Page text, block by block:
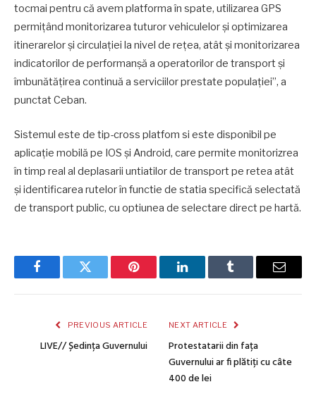
tocmai pentru că avem platforma în spate, utilizarea GPS
permițând monitorizarea tuturor vehiculelor și optimizarea
itinerarelor și circulației la nivel de rețea, atât și monitorizarea
indicatorilor de performanșă a operatorilor de transport și
îmbunătățirea continuă a serviciilor prestate populației”, a
punctat Ceban.
Sistemul este de tip-cross platfom si este disponibil pe
aplicație mobilă pe IOS și Android, care permite monitorizrea
în timp real al deplasarii untiatilor de transport pe retea atât
și identificarea rutelor în functie de statia specifică selectată
de transport public, cu optiunea de selectare direct pe hartă.
FacebookTwitter Pinterest LinkedInTumblr Email
PREVIOUS ARTICLE
LIVE// Ședința Guvernului
NEXT ARTICLE
Protestatarii din fața
Guvernului ar fi plătiți cu câte
400 de lei